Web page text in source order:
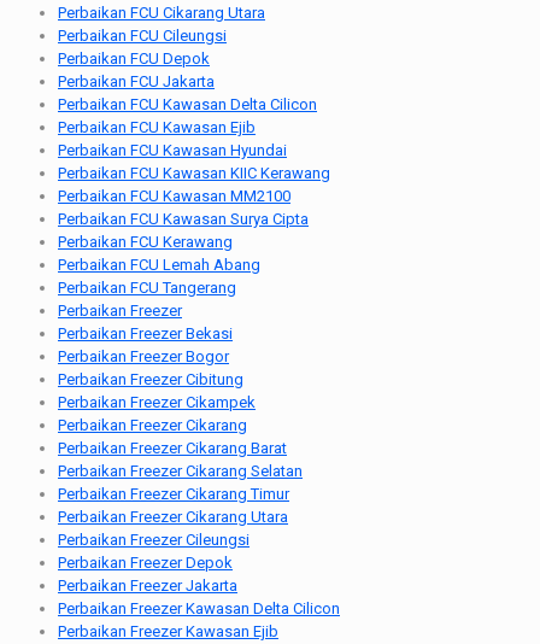
Perbaikan FCU Cikarang Utara
Perbaikan FCU Cileungsi
Perbaikan FCU Depok
Perbaikan FCU Jakarta
Perbaikan FCU Kawasan Delta Cilicon
Perbaikan FCU Kawasan Ejib
Perbaikan FCU Kawasan Hyundai
Perbaikan FCU Kawasan KIIC Kerawang
Perbaikan FCU Kawasan MM2100
Perbaikan FCU Kawasan Surya Cipta
Perbaikan FCU Kerawang
Perbaikan FCU Lemah Abang
Perbaikan FCU Tangerang
Perbaikan Freezer
Perbaikan Freezer Bekasi
Perbaikan Freezer Bogor
Perbaikan Freezer Cibitung
Perbaikan Freezer Cikampek
Perbaikan Freezer Cikarang
Perbaikan Freezer Cikarang Barat
Perbaikan Freezer Cikarang Selatan
Perbaikan Freezer Cikarang Timur
Perbaikan Freezer Cikarang Utara
Perbaikan Freezer Cileungsi
Perbaikan Freezer Depok
Perbaikan Freezer Jakarta
Perbaikan Freezer Kawasan Delta Cilicon
Perbaikan Freezer Kawasan Ejib